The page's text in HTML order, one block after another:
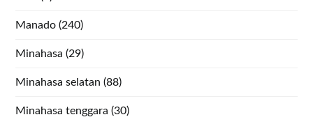
Manado (240)
Minahasa (29)
Minahasa selatan (88)
Minahasa tenggara (30)